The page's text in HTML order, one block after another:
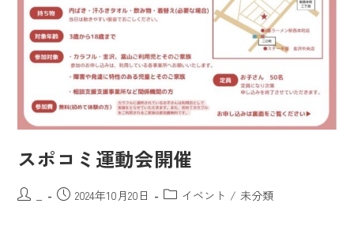
スポコミ運動会開催
2024年10月20日 イベント / 未分類